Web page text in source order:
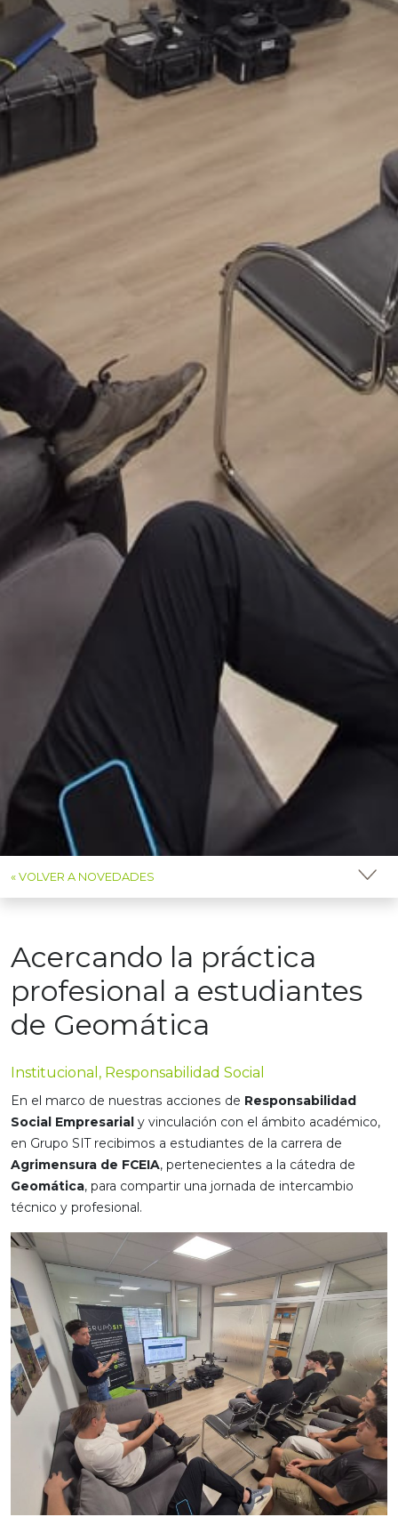
« VOLVER A NOVEDADES
Acercando la práctica
profesional a estudiantes
de Geomática
Institucional, Responsabilidad Social
En el marco de nuestras acciones de Responsabilidad
Social Empresarial y vinculación con el ámbito académico,
en Grupo SIT recibimos a estudiantes de la carrera de
Agrimensura de FCEIA, pertenecientes a la cátedra de
Geomática, para compartir una jornada de intercambio
técnico y profesional.